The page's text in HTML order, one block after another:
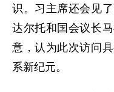
识。习主席还会见
达尔托和国会议长
意，认为此次访问
系新纪元。